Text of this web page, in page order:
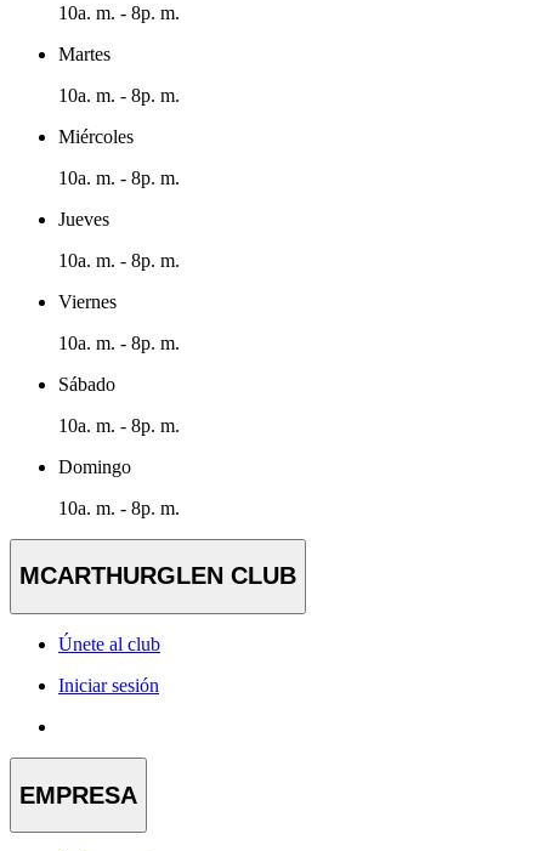
10a. m. - 8p. m.
Martes
10a. m. - 8p. m.
Miércoles
10a. m. - 8p. m.
Jueves
10a. m. - 8p. m.
Viernes
10a. m. - 8p. m.
Sábado
10a. m. - 8p. m.
Domingo
10a. m. - 8p. m.
MCARTHURGLEN CLUB
Únete al club
Iniciar sesión
EMPRESA